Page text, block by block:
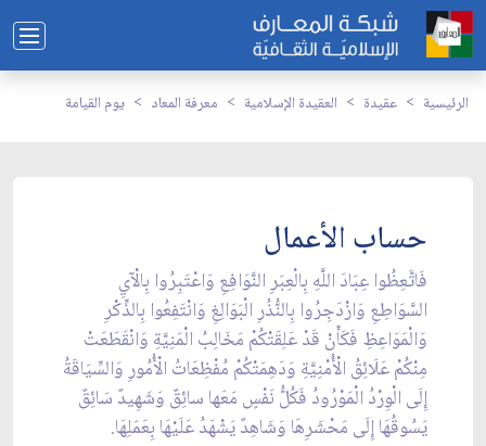
الرئيسية عقيدة العقيدة الإسلامية معرفة المعاد يوم القيامة
حساب الأعمال
فَاتَّعِظُوا عِبَادَ اللَّهِ بِالْعِبَرِ النَّوَافِعِ وَاعْتَبِرُوا بِالْآيِ
السَّوَاطِعِ وَازْدَجِرُوا بِالنُّذُرِ الْبَوَالِغِ وَانْتَفِعُوا بِالذِّكْرِ
وَالْمَوَاعِظِ فَكَأَنْ قَدْ عَلِقَتْكُمْ مَخَالِبُ الْمَنِيَّةِ وَانْقَطَعَتْ
مِنْكُمْ عَلَائِقُ الْأُمْنِيَّةِ وَدَهِمَتْكُمْ مُفْظِعَاتُ الْأُمُورِ وَالسِّيَاقَةُ
إِلَى الْوِرْدُ الْمَوْرُودُ فَكُلُّ نَفْسٍ مَعَها سائِقٌ وَشَهِيدٌ سَائِقٌ
يَسُوقُهَا إِلَى مَحْشَرِهَا وَشَاهِدٌ يَشْهَدُ عَلَيْهَا بِعَمَلِهَا.